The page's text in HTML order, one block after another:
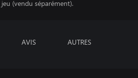
(vendu séparément).
AVIS AUTRES